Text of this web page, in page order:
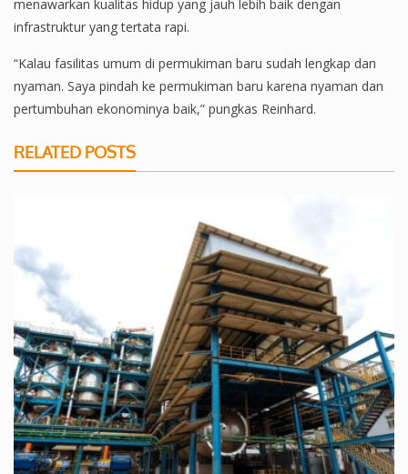
menawarkan kualitas hidup yang jauh lebih baik dengan
infrastruktur yang tertata rapi.
“Kalau fasilitas umum di permukiman baru sudah lengkap dan
nyaman. Saya pindah ke permukiman baru karena nyaman dan
pertumbuhan ekonominya baik,” pungkas Reinhard.
RELATED POSTS